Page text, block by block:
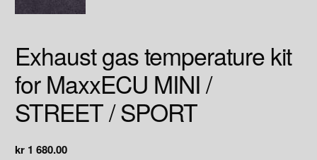
Exhaust gas temperature kit
for MaxxECU MINI /
STREET / SPORT
kr1 680.00